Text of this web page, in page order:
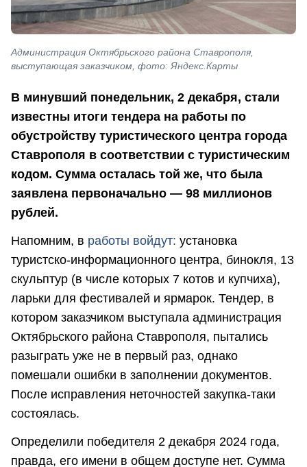
Администрация Октябрьского района Ставрополя,
выступающая заказчиком, фото: Яндекс.Карты
В минувший понедельник, 2 декабря, стали
известны итоги тендера на работы по
обустройству туристического центра города
Ставрополя в соответствии с туристическим
кодом. Сумма осталась той же, что была
заявлена первоначально — 98 миллионов
рублей.
Напомним, в работы войдут: установка
туристско-информационного центра, бинокля, 13
скульптур (в числе которых 7 котов и купчиха),
ларьки для фестивалей и ярмарок. Тендер, в
котором заказчиком выступала администрация
Октябрьского района Ставрополя, пытались
разыграть уже не в первый раз, однако
помешали ошибки в заполнении документов.
После исправления неточностей закупка-таки
состоялась.
Определили победителя 2 декабря 2024 года,
правда, его имени в общем доступе нет. Сумма